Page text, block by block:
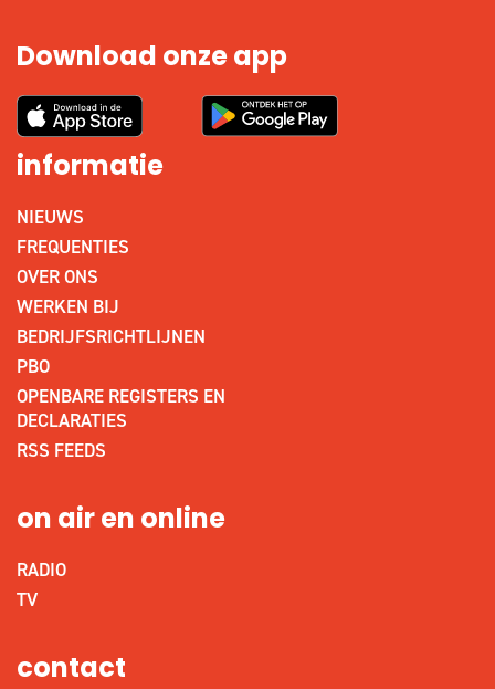
Download onze app
informatie
NIEUWS
FREQUENTIES
OVER ONS
WERKEN BIJ
BEDRIJFSRICHTLIJNEN
PBO
OPENBARE REGISTERS EN
DECLARATIES
RSS FEEDS
on air en online
RADIO
TV
contact